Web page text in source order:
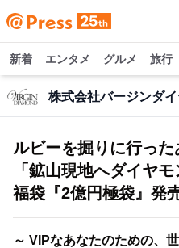
新着 エンタメ グルメ 旅行
株式会社バージンダ
ルビーを掘りに行った
「鉱山現地へダイヤ
福袋『2億円極袋』発
～ VIPなあなたのための、